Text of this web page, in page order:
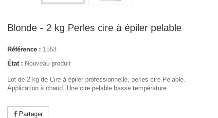
Blonde - 2 kg Perles cire à épiler pelable
Référence : 1553
État : Nouveau produit
Lot de 2 kg de Cire à épiler professionnelle, perles cire Pelable.
Application à chaud. Une cire pelable basse température
Partager